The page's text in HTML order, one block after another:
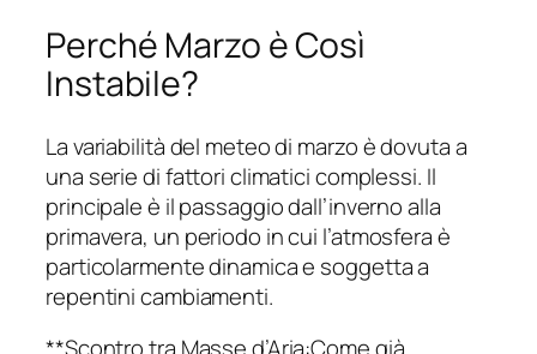
Perché Marzo è Così
Instabile?
La variabilità del meteo di marzo è dovuta a
una serie di fattori climatici complessi. Il
principale è il passaggio dall’inverno alla
primavera, un periodo in cui l’atmosfera è
particolarmente dinamica e soggetta a
repentini cambiamenti.